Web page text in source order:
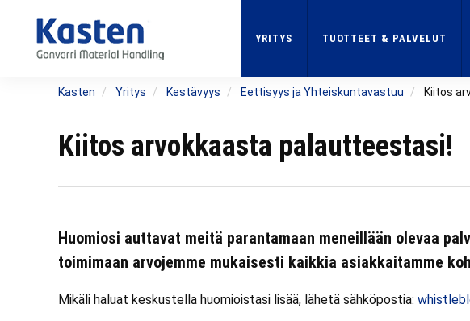
content
YRITYS TUOTTEET & PALVELUT
Kasten Yritys Kestävyys Eettisyys ja Yhteiskuntavastuu Kiitos
Kiitos arvokkaasta palautteestasi!
Huomiosi auttavat meitä parantamaan meneillään olevaa
toimimaan arvojemme mukaisesti kaikkia asiakkaitamme
Mikäli haluat keskustella huomioistasi lisää, lähetä sähköpostia: